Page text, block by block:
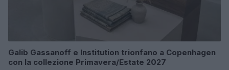
Galib Gassanoff e Institution trionfano a Copenhagen
con la collezione Primavera/Estate 2027